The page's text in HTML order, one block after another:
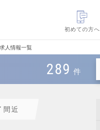
初めての方へ
人情報一覧
289 件
間近